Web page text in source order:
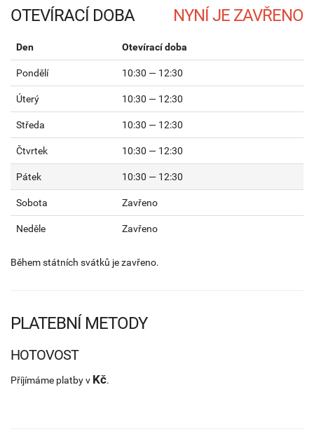
OTEVÍRACÍ DOBA
Den Otevírací doba
Pondělí 10:30 — 12:30
Úterý 10:30 — 12:30
Středa 10:30 — 12:30
Čtvrtek 10:30 — 12:30
Pátek 10:30 — 12:30
Sobota Zavřeno
Neděle Zavřeno
Během státních svátků je zavřeno.
PLATEBNÍ METODY
HOTOVOST
Příjímáme platby v Kč.